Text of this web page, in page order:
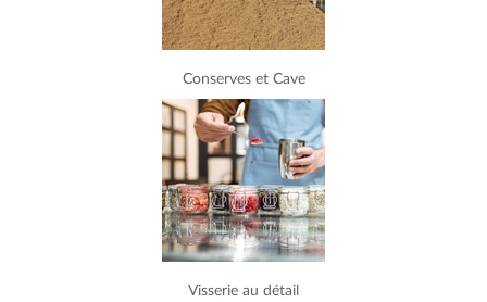
Conserves et Cave
Visserie au détail